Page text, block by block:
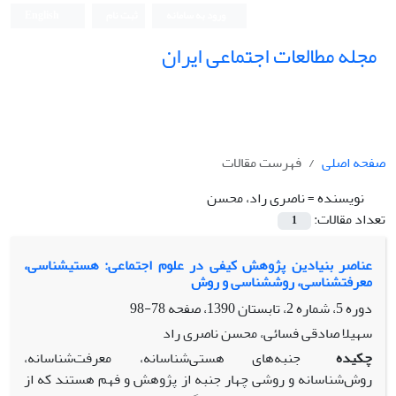
مجله مطالعات اجتماعی ایران
صفحه اصلی
فهرست مقالات
نویسنده =ناصری راد، محسن
تعداد مقالات:
1
عناصر بنیادین پژوهش کیفی در علوم اجتماعی: هستیشناسی،
معرفتشناسی، روششناسی و روش
دوره 5، شماره 2، تابستان 1390، صفحه
78-98
سهیلا صادقی فسائی، محسن ناصری راد
چکیده
جنبه‌های هستی‌شناسانه، معرفت‌شناسانه،
روش‌شناسانه و روشی چهار جنبه از پژوهش و فهم هستند که از